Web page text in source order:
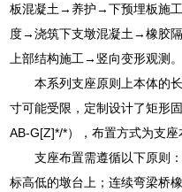
板混凝土→养护→下预埋板施
度→浇筑下支墩混凝土→橡胶
上部结构施工→竖向变形观测。
本系列支座原则上本体的
寸可能受限，定制设计了矩形
AB-G[Z]*/*），布置方式为支座
支座布置需遵循以下原则
标高低的墩台上；连续弯梁桥